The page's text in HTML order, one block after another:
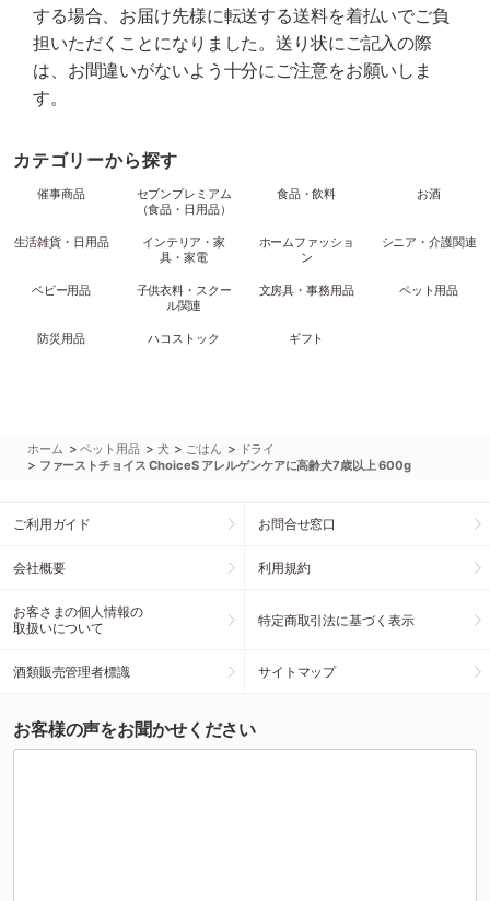
する場合、お届け先様に転送する送料を着払いでご負
担いただくことになりました。送り状にご記入の際
は、お間違いがないよう十分にご注意をお願いしま
す。
カテゴリーから探す
催事商品
セブンプレミアム
（食品・日用品）
食品・飲料 お酒
生活雑貨・日用品
インテリア・家
具・家電
ホームファッショ
ン
シニア・介護関連
ベビー用品
子供衣料・スクー
ル関連
文房具・事務用品 ペット用品
防災用品 ハコストック ギフト
ホーム >ペット用品 > 犬 > ごはん > ドライ
> ファーストチョイス ChoiceS アレルゲンケアに高齢犬7歳以上 600g
ご利用ガイド お問合せ窓口
会社概要 利用規約
お客さまの個人情報の
取扱いについて
特定商取引法に基づく表示
酒類販売管理者標識 サイトマップ
お客様の声をお聞かせください